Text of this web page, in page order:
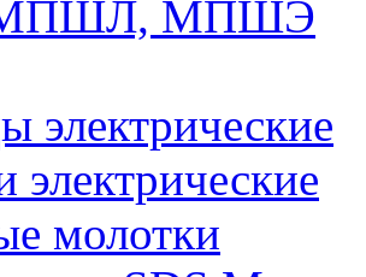
МПШЭ
электрические
молотки